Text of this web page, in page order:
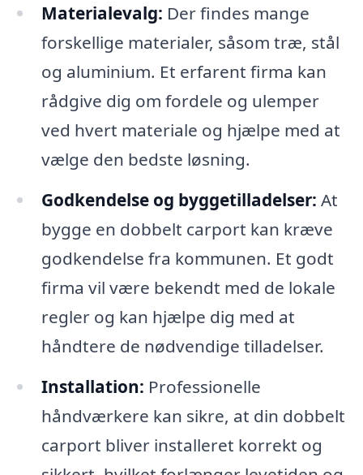
Materialevalg: Der findes mange
forskellige materialer, såsom træ, stål
og aluminium. Et erfarent firma kan
rådgive dig om fordele og ulemper
ved hvert materiale og hjælpe med at
vælge den bedste løsning.
Godkendelse og byggetilladelser: At
bygge en dobbelt carport kan kræve
godkendelse fra kommunen. Et godt
firma vil være bekendt med de lokale
regler og kan hjælpe dig med at
håndtere de nødvendige tilladelser.
Installation: Professionelle
håndværkere kan sikre, at din dobbelt
carport bliver installeret korrekt og